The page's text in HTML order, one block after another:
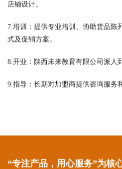
店铺设计。
7.培训：提供专业培训、协助货品陈
式及促销方案。
8.开业：陕西未来教育有限公司派人
9.指导：长期对加盟商提供咨询服务
“专注产品，用心服务”为核